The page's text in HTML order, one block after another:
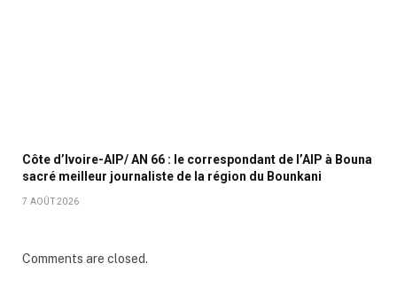
Côte d’Ivoire-AIP/ AN 66 : le correspondant de l’AIP à Bouna
sacré meilleur journaliste de la région du Bounkani
7 AOÛT 2026
Comments are closed.